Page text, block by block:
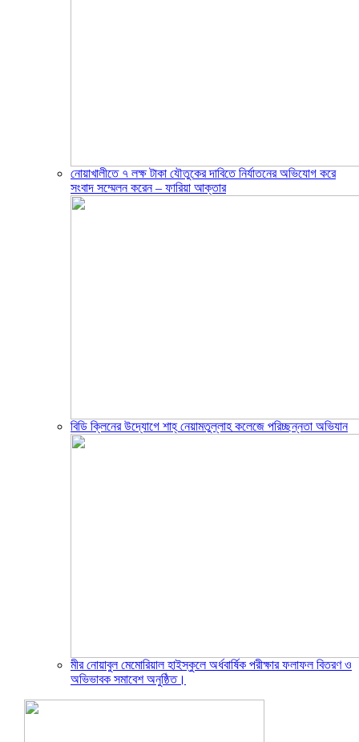
নোয়াখালীতে ৭ লক্ষ টাকা যৌতুকের দাবিতে নির্যাতনের অভিযোগ করে
সংবাদ সম্মেলন করেন – ফারিয়া আক্তার
বিডি ক্লিনের উদ্যোগে শাহ্ নেয়ামতুল্লাহ কলেজে পরিচ্ছন্নতা অভিযান
মীর নোয়াবুল মেমোরিয়াল হাইস্কুলে অর্ধবার্ষিক পরীক্ষার ফলাফল বিতরণ ও
অভিভাবক সমাবেশ অনুষ্ঠিত।